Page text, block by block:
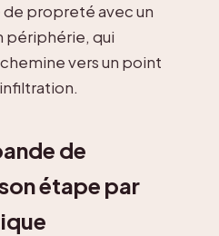
propreté avec un
périphérie, qui
vers un point
de
étape par